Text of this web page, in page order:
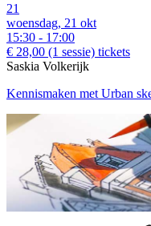
21
woensdag, 21 okt
15:30 - 17:00
€ 28,00 (1 sessie) tickets
Saskia Volkerijk
Kennismaken met Urban